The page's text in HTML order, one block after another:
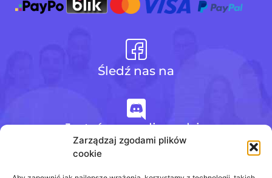
Zarządzaj zgodami plików
cookie
Śledź nas na
Jesteśmy na discordzie
+48 728 484 484